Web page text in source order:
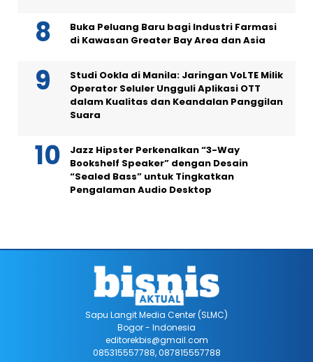
Buka Peluang Baru bagi Industri Farmasi
di Kawasan Greater Bay Area dan Asia
Studi Ookla di Manila: Jaringan VoLTE Milik
Operator Seluler Ungguli Aplikasi OTT
dalam Kualitas dan Keandalan Panggilan
Suara
Jazz Hipster Perkenalkan “3-Way
Bookshelf Speaker” dengan Desain
“Sealed Bass” untuk Tingkatkan
Pengalaman Audio Desktop
Sapu Langit Media Center (SLMC)
Bogor - Indonesia
editorekbis@gmail.com
085315557788, 087815557788